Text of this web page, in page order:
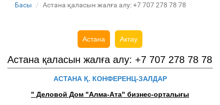
Басы Астана қаласын жалға алу: +7 707 278 78 78
Астана Актау
Астана қаласын жалға алу: +7 707 278 78 78
АСТАНА Қ. КОНФЕРЕНЦ-ЗАЛДАР
" Деловой Дом "Алма-Ата" бизнес-орталығы